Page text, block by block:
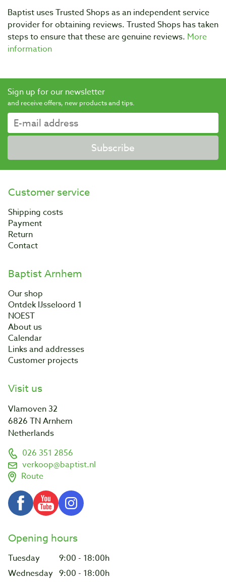
Baptist uses Trusted Shops as an independent service
provider for obtaining reviews. Trusted Shops has taken
steps to ensure that these are genuine reviews. More
information
Sign up for our newsletter
and receive offers, new products and tips.
Subscribe
Customer service
Shipping costs
Payment
Return
Contact
Baptist Arnhem
Our shop
Ontdek IJsseloord 1
NOEST
About us
Calendar
Links and addresses
Customer projects
Visit us
Vlamoven 32
6826 TN Arnhem
Netherlands
026 351 2856
verkoop@baptist.nl
Route
Opening hours
Tuesday
9:00 - 18:00h
Wednesday 9:00 - 18:00h